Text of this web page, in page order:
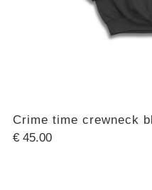
Crime time crewneck
€45.00